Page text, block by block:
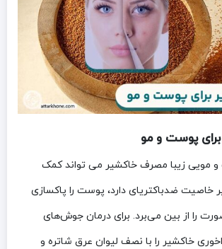
پوست و مو
مویی زیبا مصرف خاکشیر می تواند کمک
خاصیت ضدباکتریای دارد، پوست را پاکسازی
را از بین می‌برد. برای درمان جوش‌های
غذاخوری خاکشیر را با نصف لیوان عرق شاتره و